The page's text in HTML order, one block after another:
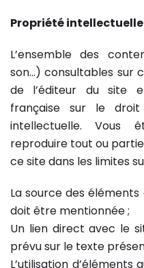
Propriété intellectuelle
L’ensemble des
son…) consultables sur
de l’éditeur du site
française sur le
intellectuelle. Vous
reproduire tout ou
ce site dans les limites
La source des
doit être mentionnée ;
Un lien direct avec le
prévu sur le texte
L’utilisation